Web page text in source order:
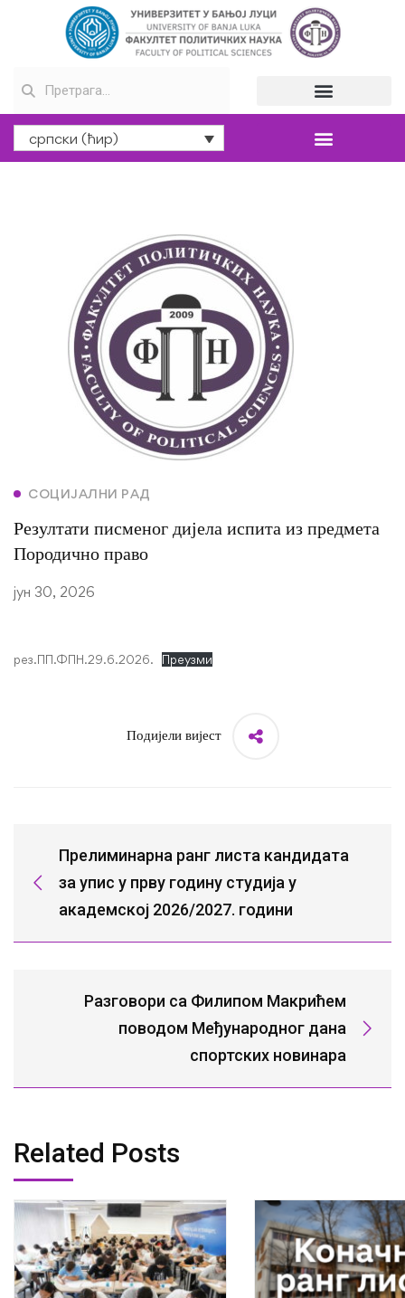
српски (ћир)
СОЦИЈАЛНИ РАД
Резултати писменог дијела испита из предмета
Породично право
јун 30, 2026
рез.ПП.ФПН.29.6.2026. Преузми
Подијели вијест
Прелиминарна ранг листа кандидата
за упис у прву годину студија у
академској 2026/2027. години
Разговори са Филипом Макрићем
поводом Међународног дана
спортских новинара
Related Posts